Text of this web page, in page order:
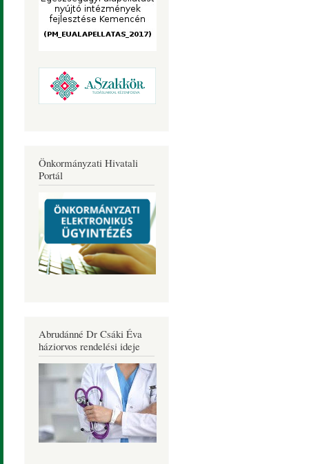
Önkormányzati Hivatali
Portál
Abrudánné Dr Csáki Éva
háziorvos rendelési ideje